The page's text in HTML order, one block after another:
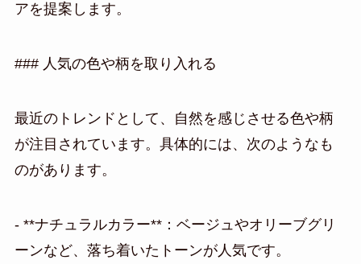
アを提案します。
### 人気の色や柄を取り入れる
最近のトレンドとして、自然を感じさせる色や柄
が注目されています。具体的には、次のようなも
のがあります。
- **ナチュラルカラー**：ベージュやオリーブグリ
ーンなど、落ち着いたトーンが人気です。